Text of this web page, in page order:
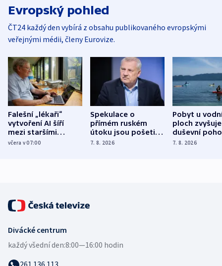
Evropský pohled
ČT24 každý den vybírá z obsahu publikovaného evropskými
veřejnými médii, členy Eurovize.
Falešní „lékaři“
vytvoření AI šíří
mezi staršími
Poláky nebezpečné
včera v 07:00
Spekulace o
přímém ruském
útoku jsou pošetilé,
míní estonský
7. 8. 2026
Pobyt u
ploch zvyšuje
duševní
ukázala
7. 8. 2026
Divácké centrum
každý všední den:8:00—16:00 hodin
261 136 113